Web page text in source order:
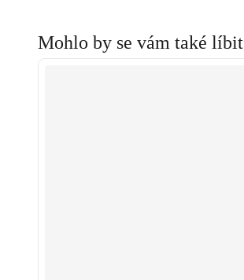
Mohlo by se vám také líbit